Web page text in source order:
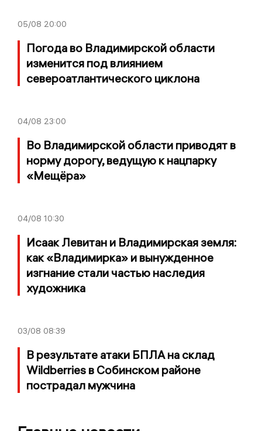
05/08 20:00
Погода во Владимирской области
изменится под влиянием
североатлантического циклона
04/08 23:00
Во Владимирской области приводят в
норму дорогу, ведущую к нацпарку
«Мещёра»
04/08 10:30
Исаак Левитан и Владимирская земля:
как «Владимирка» и вынужденное
изгнание стали частью наследия
художника
03/08 08:39
В результате атаки БПЛА на склад
Wildberries в Собинском районе
пострадал мужчина